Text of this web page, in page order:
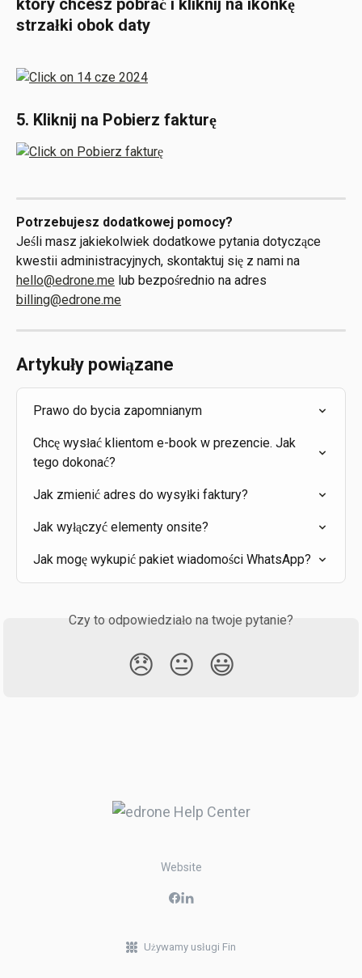
który chcesz pobrać i kliknij na ikonkę
strzałki obok daty
5. Kliknij na Pobierz fakturę
Potrzebujesz dodatkowej pomocy?
Jeśli masz jakiekolwiek dodatkowe pytania dotyczące
kwestii administracyjnych, skontaktuj się z nami na
hello@edrone.me lub bezpośrednio na adres
billing@edrone.me
Artykuły powiązane
Prawo do bycia zapomnianym
Chcę wysłać klientom e-book w prezencie. Jak
tego dokonać?
Jak zmienić adres do wysyłki faktury?
Jak wyłączyć elementy onsite?
Jak mogę wykupić pakiet wiadomości WhatsApp?
Czy to odpowiedziało na twoje pytanie?
😞 😐 😃
Website
Używamy usługi Fin